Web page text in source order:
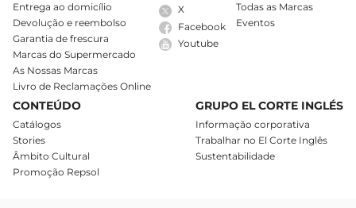
Entrega ao domicílio
Devolução e reembolso
Garantia de frescura
Marcas do Supermercado
As Nossas Marcas
Livro de Reclamações Online
X
Facebook
Youtube
Todas as Marcas
Eventos
CONTEÚDO
Catálogos
Stories
Âmbito Cultural
Promoção Repsol
GRUPO EL CORTE INGLÉS
Informação corporativa
Trabalhar no El Corte Inglês
Sustentabilidade